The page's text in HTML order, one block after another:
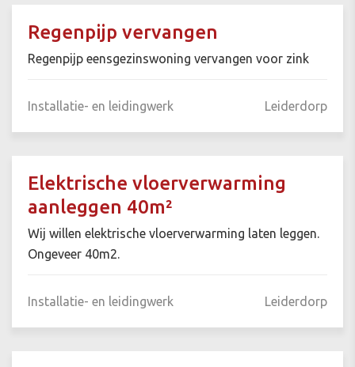
Regenpijp vervangen
Regenpijp eensgezinswoning vervangen voor zink
Installatie- en leidingwerk Leiderdorp
Elektrische vloerverwarming
aanleggen 40m²
Wij willen elektrische vloerverwarming laten leggen.
Ongeveer 40m2.
Installatie- en leidingwerk Leiderdorp